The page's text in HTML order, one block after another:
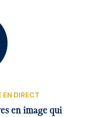
EN DIRECT
en image qui